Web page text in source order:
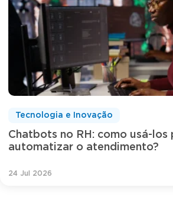
Chatbots no RH: como usá-los
automatizar o atendimento?
Tecnologia e Inovação
24 Jul 2026